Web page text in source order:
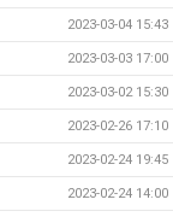
2023-03-04 15:43
2023-03-03 17:00
2023-03-02 15:30
2023-02-26 17:10
2023-02-24 19:45
2023-02-24 14:00